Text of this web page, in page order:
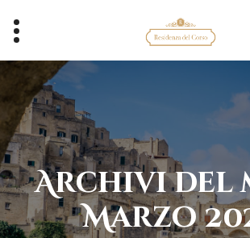
contenuto
Archivi del
Marzo